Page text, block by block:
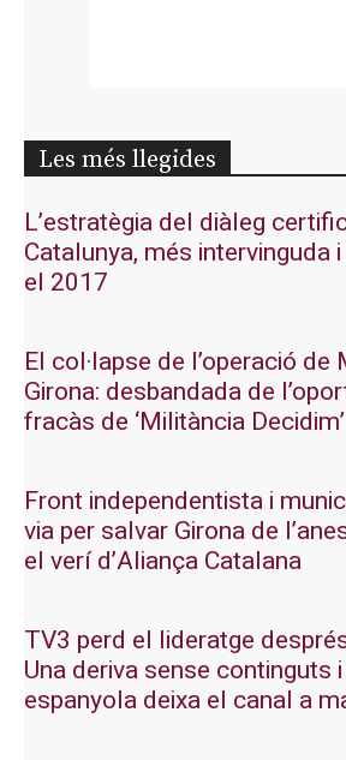
Les més llegides
L’estratègia del diàleg
Catalunya, més intervinguda
el 2017
El col·lapse de l’operació
Girona: desbandada de
fracàs de ‘Militància Decidim’
Front independentista i
via per salvar Girona de
el verí d’Aliança Catalana
TV3 perd el lideratge
Una deriva sense continguts
espanyola deixa el canal a